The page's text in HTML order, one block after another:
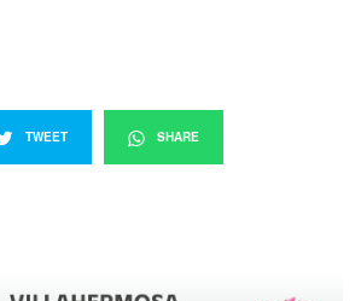
TWEET SHARE